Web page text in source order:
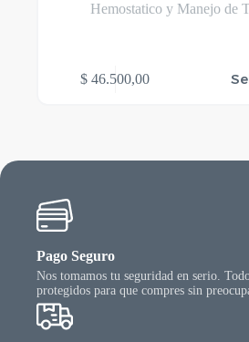
Hemostatico y Manejo de
$ 46.500,00
opciones
pueden
elegir
en
página
del
producto
Pago Seguro
Nos tomamos tu seguridad en serio.
protegidos para que compres sin